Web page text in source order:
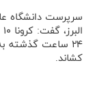
سرپرست دانشگاه
۲۴ ساعت گذشته
کشاند.